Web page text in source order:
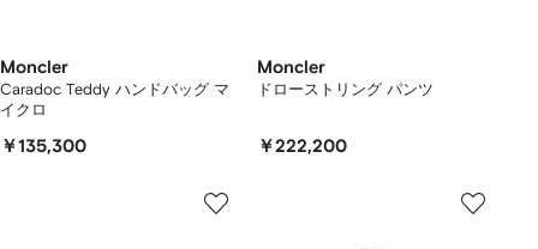
Moncler
Caradoc Teddy ハンドバッグ マ
イクロ
￥135,300
Moncler
ドローストリング パンツ
￥222,200